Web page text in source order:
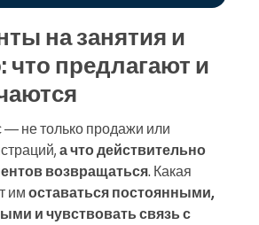
на занятия и
что предлагают и
не только продажи или
а что действительно
возвращаться. Какая
им оставаться постоянными,
и чувствовать связь с